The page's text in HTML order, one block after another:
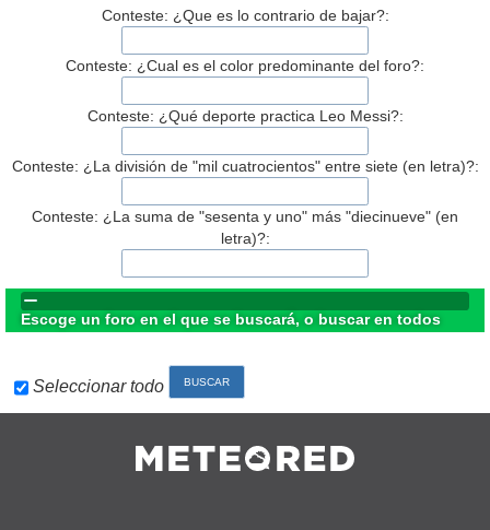
Conteste: ¿Que es lo contrario de bajar?:
Conteste: ¿Cual es el color predominante del foro?:
Conteste: ¿Qué deporte practica Leo Messi?:
Conteste: ¿La división de "mil cuatrocientos" entre siete (en letra)?:
Conteste: ¿La suma de "sesenta y uno" más "diecinueve" (en
letra)?:
Escoge un foro en el que se buscará, o buscar en todos
Seleccionar todo